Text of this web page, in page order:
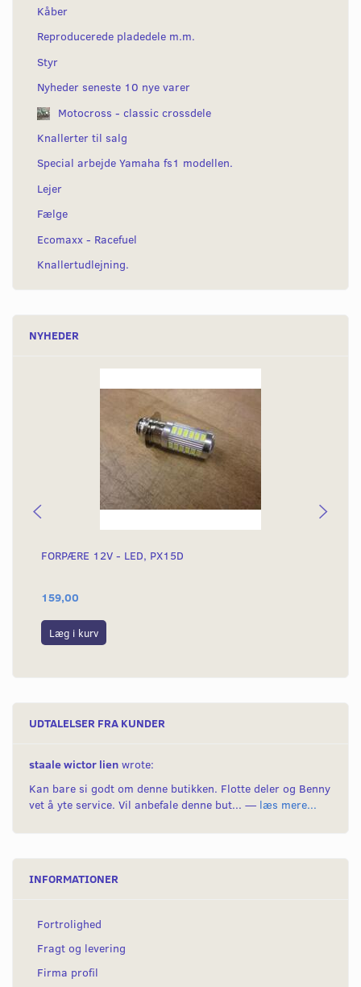
Kåber
Reproducerede pladedele m.m.
Styr
Nyheder seneste 10 nye varer
Motocross - classic crossdele
Knallerter til salg
Special arbejde Yamaha fs1 modellen.
Lejer
Fælge
Ecomaxx - Racefuel
Knallertudlejning.
NYHEDER
FORPÆRE 12V - LED, PX15D
159,00
Læg i kurv
UDTALELSER FRA KUNDER
staale wictor lien wrote:
Kan bare si godt om denne butikken. Flotte deler og Benny
vet å yte service. Vil anbefale denne but... — læs mere...
INFORMATIONER
Fortrolighed
Fragt og levering
Firma profil